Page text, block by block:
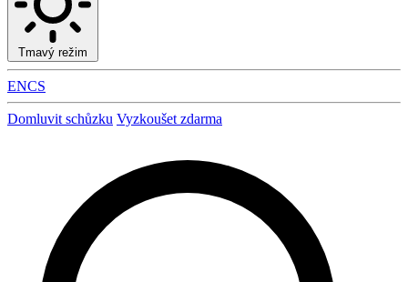
Tmavý režim
ENCS
Domluvit schůzku Vyzkoušet zdarma